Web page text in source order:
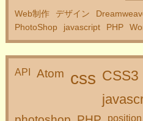
Web制作 デザイン
PhotoShop
javascript PHP
API Atom css CSS3
position